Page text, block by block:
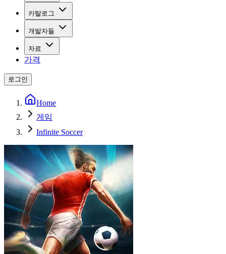
카탈로그
개발자들
자료
가격
로그인
Home
게임
Infinite Soccer